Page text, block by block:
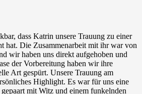
dass Katrin unsere Trauung zu einer
hat. Die Zusammenarbeit mit ihr war von
wir haben uns direkt aufgehoben und
der Vorbereitung haben wir ihre
Art gespürt. Unsere Trauung am
Highlight. Es war für uns eine
mit Witz und einem funkelnden